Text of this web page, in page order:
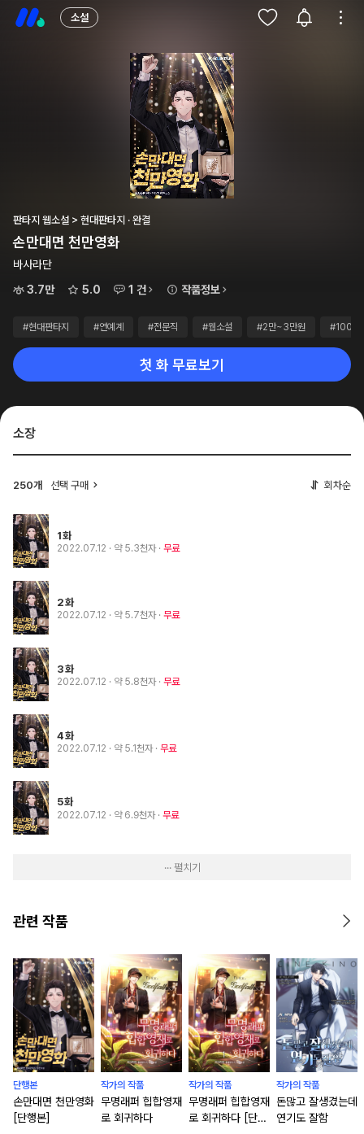
소설
판타지 웹소설 > 현대판타지 · 완결
손만대면 천만영화
바사라단
3.7만
5.0 1 건 작품정보
#현대판타지 #연예계 #전문직 #웹소설 #2만~3만원 #100화
첫 화 무료보기
소장
250개 선택 구매 회차순
1화
2022.07.12 · 약 5.3천자 무료
2화
2022.07.12 · 약 5.7천자 무료
3화
2022.07.12 · 약 5.8천자 무료
4화
2022.07.12 · 약 5.1천자 무료
5화
2022.07.12 · 약 6.9천자 무료
··· 펼치기
관련 작품
단행본
손만대면 천만영화
[단행본]
작가의 작품
무명래퍼 힙합영재
로 회귀하다
작가의 작품
무명래퍼 힙합영재
로 회귀하다 [단행
작가의 작품
돈많고 잘생겼는데
연기도 잘함